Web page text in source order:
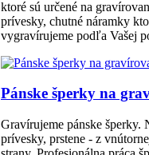
ktoré sú určené na
prívesky, chutné náramky
vygravírujeme podľa Vašej
Pánske šperky na
Gravírujeme pánske šperky.
prívesky, prstene - z